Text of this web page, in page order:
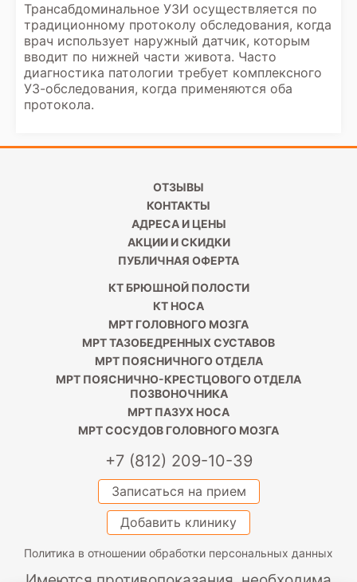
Трансабдоминальное УЗИ осуществляется по
традиционному протоколу обследования, когда
врач использует наружный датчик, которым
вводит по нижней части живота. Часто
диагностика патологии требует комплексного
УЗ-обследования, когда применяются оба
протокола.
ОТЗЫВЫ
КОНТАКТЫ
АДРЕСА И ЦЕНЫ
АКЦИИ И СКИДКИ
ПУБЛИЧНАЯ ОФЕРТА
КТ БРЮШНОЙ ПОЛОСТИ
КТ НОСА
МРТ ГОЛОВНОГО МОЗГА
МРТ ТАЗОБЕДРЕННЫХ СУСТАВОВ
МРТ ПОЯСНИЧНОГО ОТДЕЛА
МРТ ПОЯСНИЧНО-КРЕСТЦОВОГО ОТДЕЛА
ПОЗВОНОЧНИКА
МРТ ПАЗУХ НОСА
МРТ СОСУДОВ ГОЛОВНОГО МОЗГА
+7 (812) 209-10-39
Записаться на прием
Добавить клинику
Политика в отношении обработки персональных данных